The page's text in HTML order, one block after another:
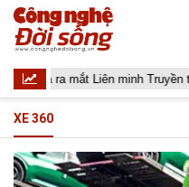
ra mắt Liên minh Truyền thông
XE 360